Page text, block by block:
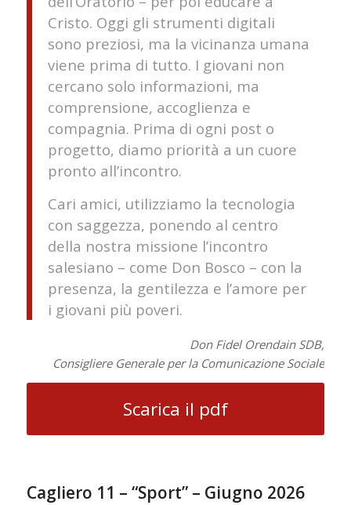
Cristo. Oggi gli strumenti digitali
sono preziosi, ma la vicinanza umana
viene prima di tutto. I giovani non
cercano solo informazioni, ma
comprensione, accoglienza e
compagnia. Prima di ogni post o
progetto, diamo priorità a un cuore
pronto all’incontro.
Cari amici, utilizziamo la tecnologia
con saggezza, ponendo al centro
della nostra missione l’incontro
salesiano – come Don Bosco – con la
presenza, la gentilezza e l’amore per
i giovani più poveri.
Don Fidel Orendain SDB,
Consigliere Generale per la Comunicazione Sociale
Scarica il pdf
Cagliero 11 – “Sport” – Giugno 2026